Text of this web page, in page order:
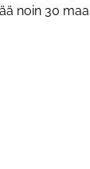
noin 30